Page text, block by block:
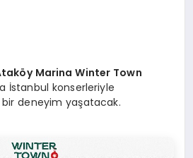
Marina Winter Town
İstanbul konserleriyle
deneyim yaşatacak.